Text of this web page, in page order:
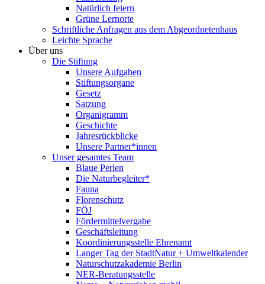
Natürlich feiern
Grüne Lernorte
Schriftliche Anfragen aus dem Abgeordnetenhaus
Leichte Sprache
Über uns
Die Stiftung
Unsere Aufgaben
Stiftungsorgane
Gesetz
Satzung
Organigramm
Geschichte
Jahresrückblicke
Unsere Partner*innen
Unser gesamtes Team
Blaue Perlen
Die Naturbegleiter*
Fauna
Florenschutz
FÖJ
Fördermittelvergabe
Geschäftsleitung
Koordinierungsstelle Ehrenamt
Langer Tag der StadtNatur + Umweltkalender
Naturschutzakademie Berlin
NER-Beratungsstelle